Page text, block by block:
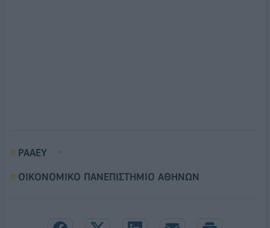
ΡΑΑΕΥ
ΟΙΚΟΝΟΜΙΚΟ ΠΑΝΕΠΙΣΤΗΜΙΟ ΑΘΗΝΩΝ